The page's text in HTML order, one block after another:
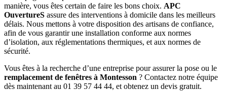
manière, vous êtes certain de faire les bons choix. APC
OuvertureS assure des interventions à domicile dans les meilleurs
délais. Nous mettons à votre disposition des artisans de confiance,
afin de vous garantir une installation conforme aux normes
d’isolation, aux réglementations thermiques, et aux normes de
sécurité.
Vous êtes à la recherche d’une entreprise pour assurer la pose ou le
remplacement de fenêtres à Montesson ? Contactez notre équipe
dès maintenant au 01 39 57 44 44, et obtenez un devis gratuit.